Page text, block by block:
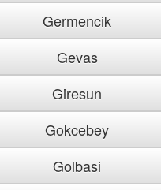
Germencik
Gevas
Giresun
Gokcebey
Golbasi